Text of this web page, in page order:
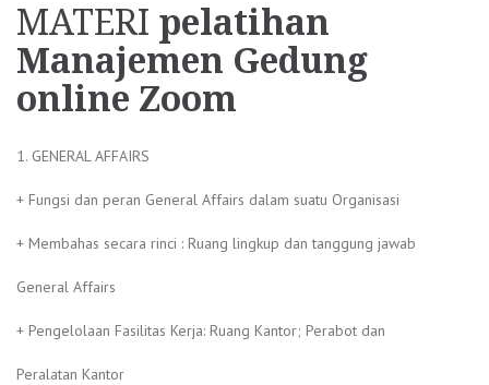
MATERI pelatihan
Manajemen Gedung
online Zoom
1. GENERAL AFFAIRS
+ Fungsi dan peran General Affairs dalam suatu Organisasi
+ Membahas secara rinci : Ruang lingkup dan tanggung jawab
General Affairs
+ Pengelolaan Fasilitas Kerja: Ruang Kantor; Perabot dan
Peralatan Kantor